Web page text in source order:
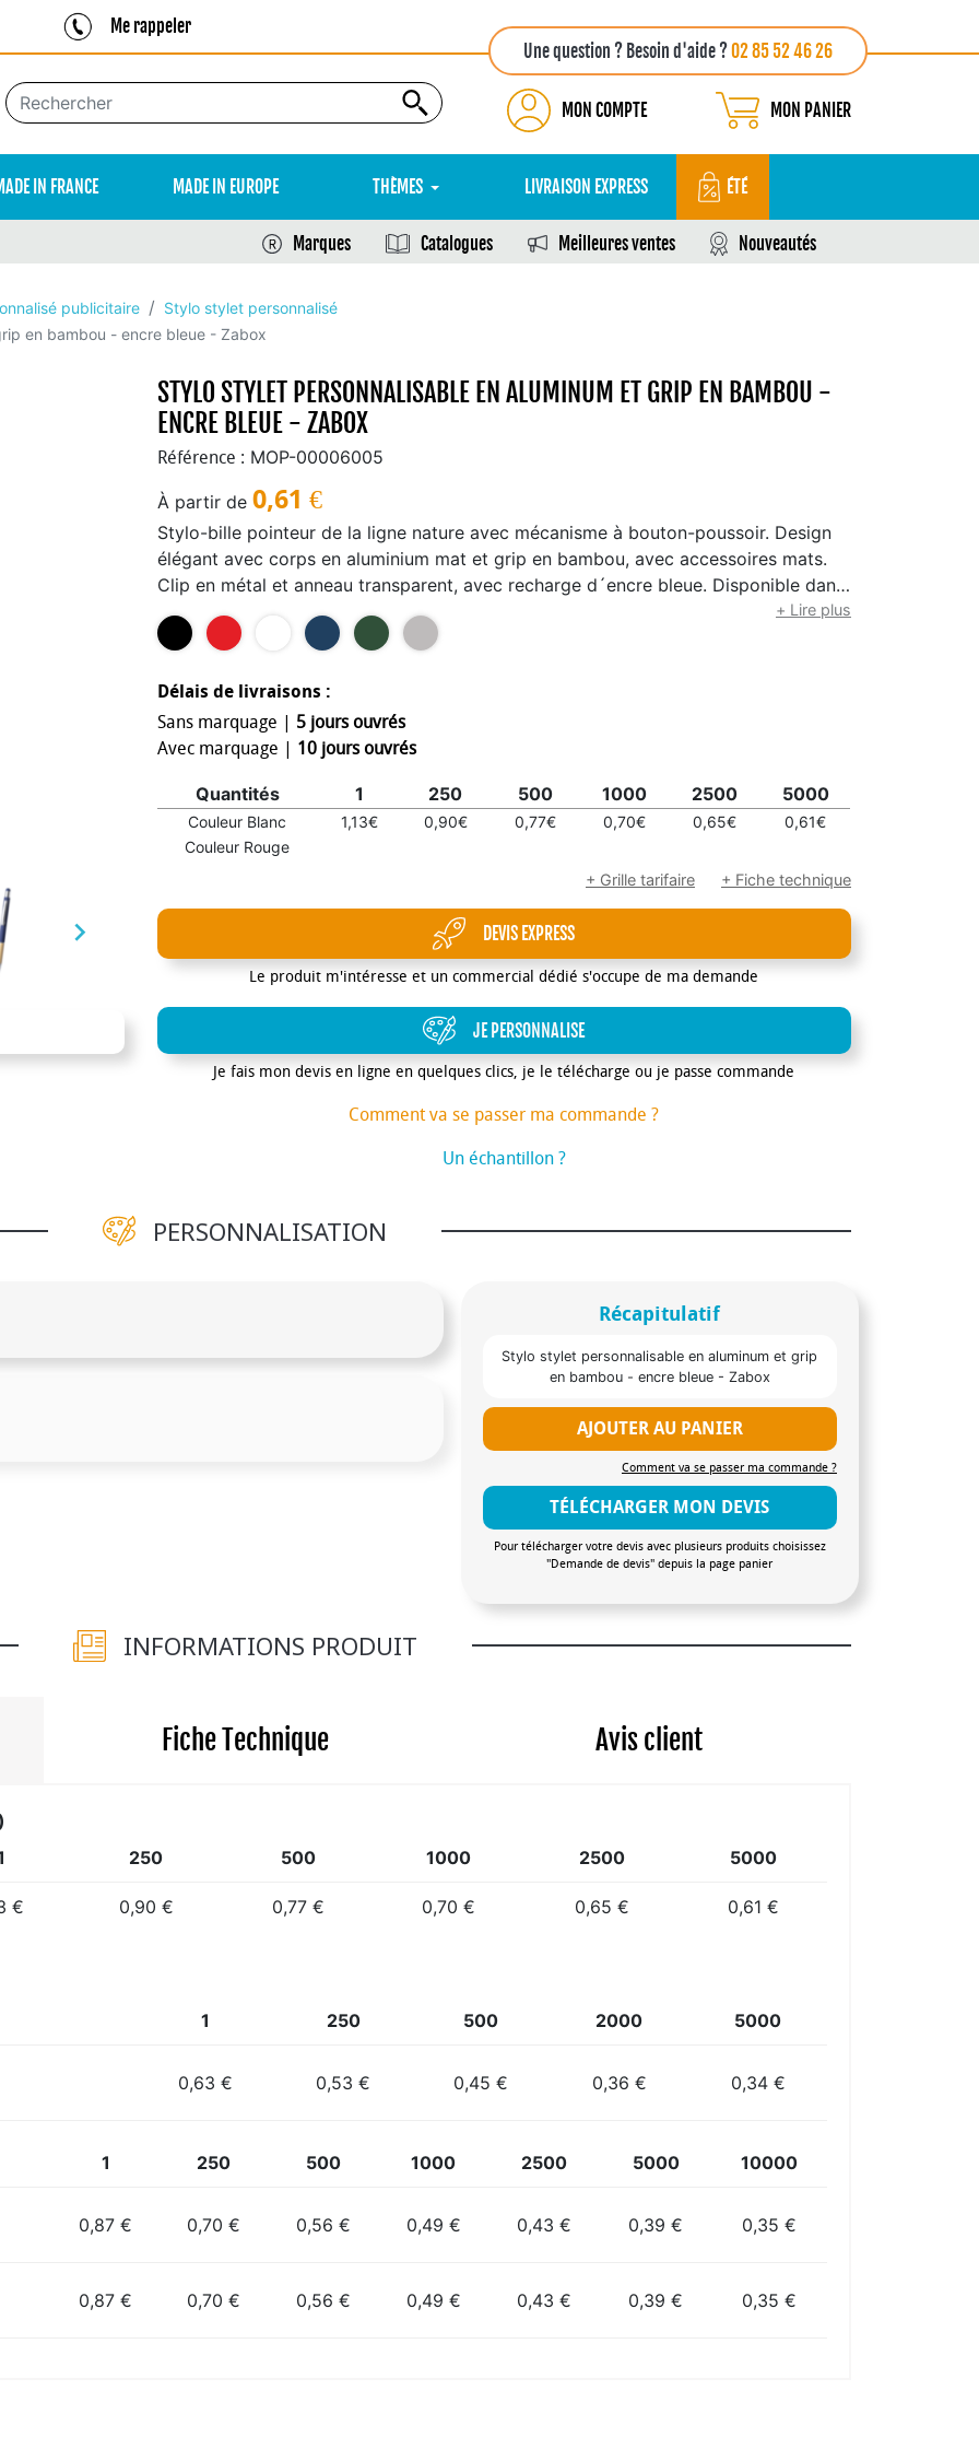
Me rappeler
Une question ? Besoin d'aide ?02 85 52 46 26
MON COMPTE MON PANIER
IN FRANCE MADE IN EUROPE THÈMES LIVRAISON EXPRESS ÉTÉ
Marques Catalogues Meilleures ventes Nouveautés
publicitaire
Stylo stylet personnalisé
en bambou - encre bleue - Zabox

STYLO STYLET PERSONNALISABLE EN ALUMINUM ET GRIP EN BAMBOU -
ENCRE BLEUE - ZABOX
Référence : MOP-00006005
À partir de 0,61 €
Stylo-bille pointeur de la ligne nature avec mécanisme à bouton-poussoir. Design
élégant avec corps en aluminium mat et grip en bambou, avec accessoires mats.
Clip en métal et anneau transparent, avec recharge d´encre bleue. Disponible dans
une large gamme de couleurs.
+ Lire plus
Délais de livraisons :
Sans marquage | 5 jours ouvrés
Avec marquage | 10 jours ouvrés
Quantités 1 250 500 1000 2500 5000
Couleur Blanc 1,13€ 0,90€ 0,77€ 0,70€ 0,65€
0,61€
Couleur Rouge
+ Grille tarifaire
+ Fiche technique
DEVIS EXPRESS
Le produit m'intéresse et un commercial dédié s'occupe de ma demande
JE PERSONNALISE
Je fais mon devis en ligne en quelques clics, je le télécharge ou je passe commande
Comment va se passer ma commande ?
Un échantillon ?
PERSONNALISATION
Récapitulatif
Stylo stylet personnalisable en aluminum et grip
en bambou - encre bleue - Zabox
AJOUTER AU PANIER
Comment va se passer ma commande ?
TÉLÉCHARGER MON DEVIS
Pour télécharger votre devis avec plusieurs produits choisissez
"Demande de devis" depuis la page panier
INFORMATIONS PRODUIT
Fiche Technique Avis client
250 500 1000 2500 5000
€ 0,90 € 0,77 € 0,70 € 0,65 € 0,61 €
1 250 500 2000 5000
0,63 € 0,53 € 0,45 € 0,36 € 0,34 €
1 250 500 1000 2500 5000 10000
0,87 € 0,70 € 0,56 € 0,49 € 0,43 € 0,39 € 0,35 €
0,87 € 0,70 € 0,56 € 0,49 € 0,43 € 0,39 € 0,35 €